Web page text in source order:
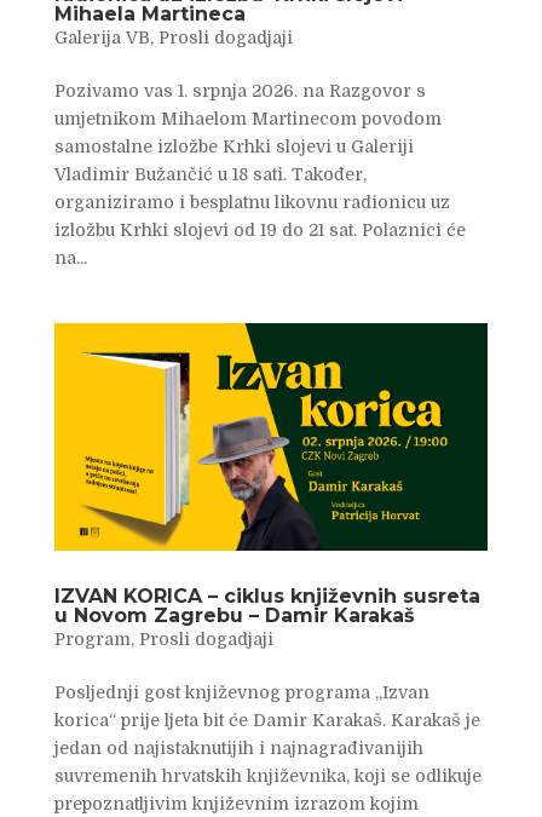
Mihaela Martineca
Galerija VB, Prosli dogadjaji
Pozivamo vas 1. srpnja 2026. na Razgovor s
umjetnikom Mihaelom Martinecom povodom
samostalne izložbe Krhki slojevi u Galeriji
Vladimir Bužančić u 18 sati. Također,
organiziramo i besplatnu likovnu radionicu uz
izložbu Krhki slojevi od 19 do 21 sat. Polaznici će
na...
IZVAN KORICA – ciklus književnih susreta
u Novom Zagrebu – Damir Karakaš
Program, Prosli dogadjaji
Posljednji gost književnog programa „Izvan
korica“ prije ljeta bit će Damir Karakaš. Karakaš je
jedan od najistaknutijih i najnagrađivanijih
suvremenih hrvatskih književnika, koji se odlikuje
prepoznatljivim književnim izrazom kojim